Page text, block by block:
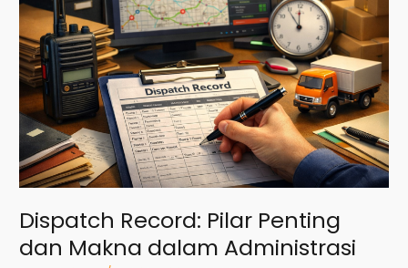
Dispatch Record: Pilar Penting
dan Makna dalam Administrasi